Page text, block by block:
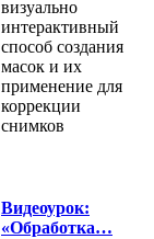
визуально
интерактивный
способ создания
масок и их
применение для
коррекции
снимков
Видеоурок:
«Обработка…